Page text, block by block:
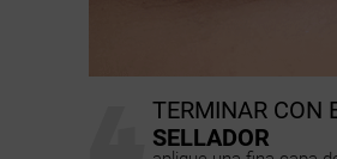
TERMINAR CON
SELLADOR